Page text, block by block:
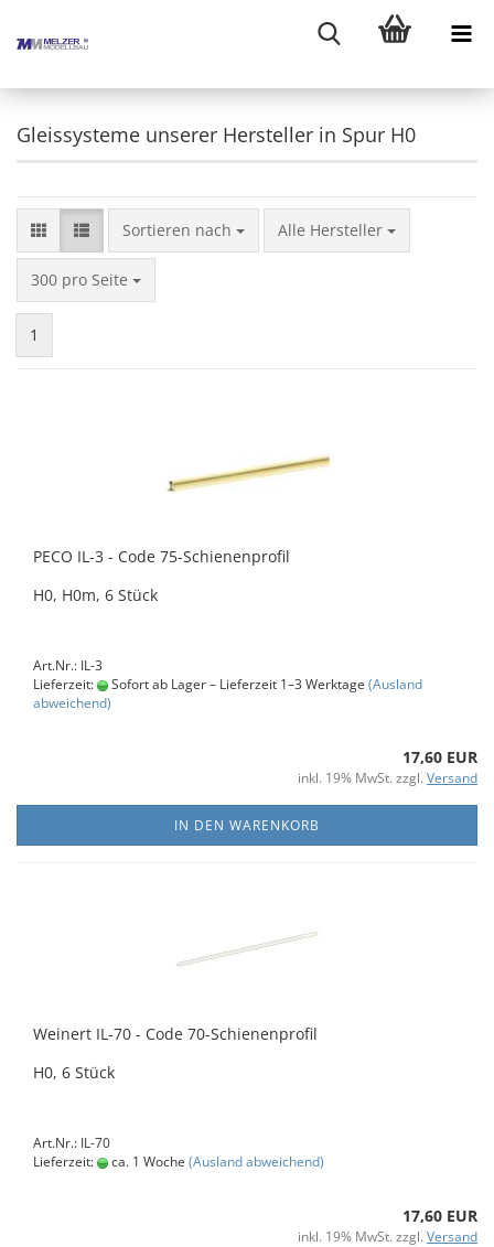
Gleissysteme unserer Hersteller in Spur H0
Sortieren nach
Sortieren nach Alle Hersteller
300 pro Seite
pro Seite
1
PECO IL-3 - Code 75-Schienenprofil
H0, H0m, 6 Stück
Art.Nr.: IL-3
Lieferzeit:
Sofort ab Lager – Lieferzeit 1–3 Werktage (Ausland
abweichend)
17,60 EUR
inkl. 19% MwSt. zzgl. Versand
IN DEN WARENKORB
Weinert IL-70 - Code 70-Schienenprofil
H0, 6 Stück
Art.Nr.: IL-70
Lieferzeit:
ca. 1 Woche (Ausland abweichend)
17,60 EUR
inkl. 19% MwSt. zzgl. Versand